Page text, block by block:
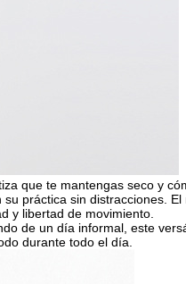
que te mantengas seco y
práctica sin distracciones.
y libertad de movimiento.
de un día informal, este
durante todo el día.